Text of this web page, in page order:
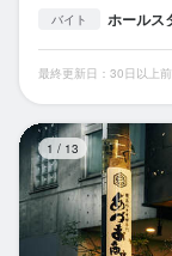
バイト ホールス
最終更新日：30日以上前
1 / 13